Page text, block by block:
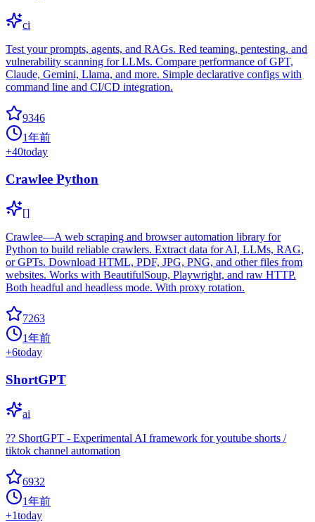
ci
Test your prompts, agents, and RAGs. Red teaming, pentesting, and
vulnerability scanning for LLMs. Compare performance of GPT,
Claude, Gemini, Llama, and more. Simple declarative configs with
command line and CI/CD integration.
9346
1年前
+40today
Crawlee Python
[]
Crawlee—A web scraping and browser automation library for
Python to build reliable crawlers. Extract data for AI, LLMs, RAG,
or GPTs. Download HTML, PDF, JPG, PNG, and other files from
websites. Works with BeautifulSoup, Playwright, and raw HTTP.
Both headful and headless mode. With proxy rotation.
7263
1年前
+6today
ShortGPT
ai
?? ShortGPT - Experimental AI framework for youtube shorts /
tiktok channel automation
6932
1年前
+1today